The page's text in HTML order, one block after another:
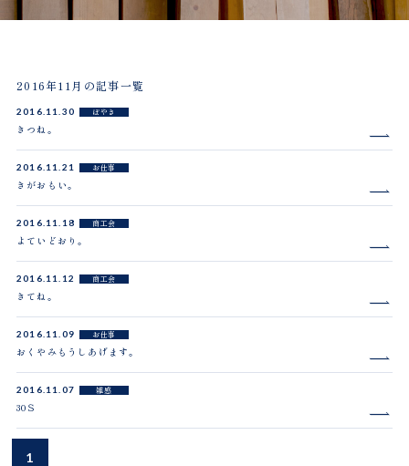
2016年11月の記事一覧
2016.11.30 ぼやき
きつね。
2016.11.21 お仕事
きがおもい。
2016.11.18 商工会
よていどおり。
2016.11.12 商工会
きてね。
2016.11.09 お仕事
おくやみもうしあげます。
2016.11.07 雑感
30Ｓ
1